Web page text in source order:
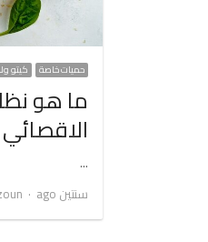
حميات خاصة كيتو
ما هو
…
سنتين ago